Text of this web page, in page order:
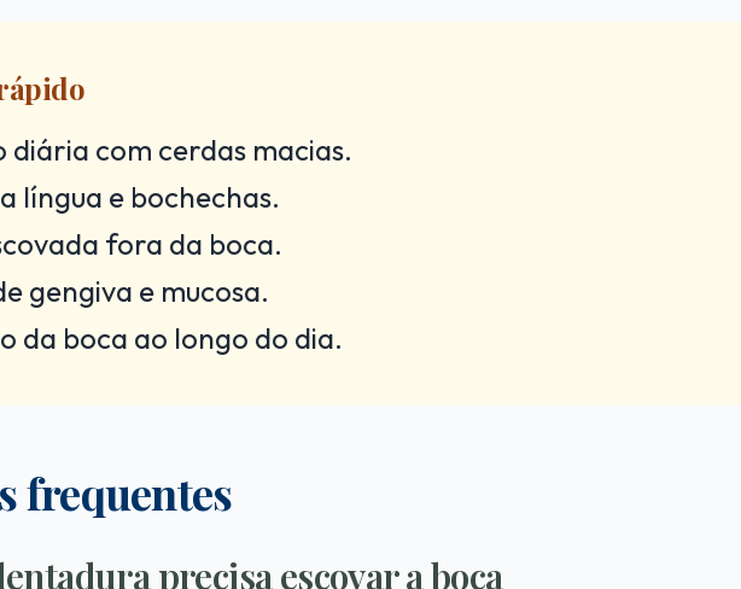
diária com cerdas macias.
língua e bochechas.
fora da boca.
gengiva e mucosa.
da boca ao longo do dia.
frequentes
precisa escovar a boca